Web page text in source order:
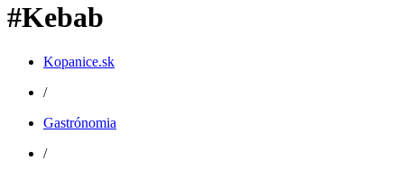
#Kebab
Kopanice.sk
/
Gastrónomia
/